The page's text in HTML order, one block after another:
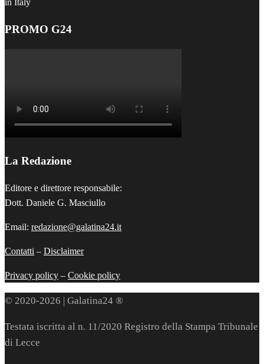
in Italy
PROMO G24
La Redazione
Editore e direttore responsabile:
Dott. Daniele G. Masciullo
Email: redazione@galatina24.it
Contatti – Disclaimer
Privacy policy – Cookie policy
© 2020-2026 | Galatina24 ®
Testata iscritta al n. 11/2020 Registro della Stampa Tribunale
di Lecce